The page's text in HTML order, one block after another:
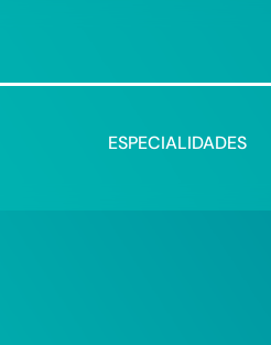
ESPECIALIDADES